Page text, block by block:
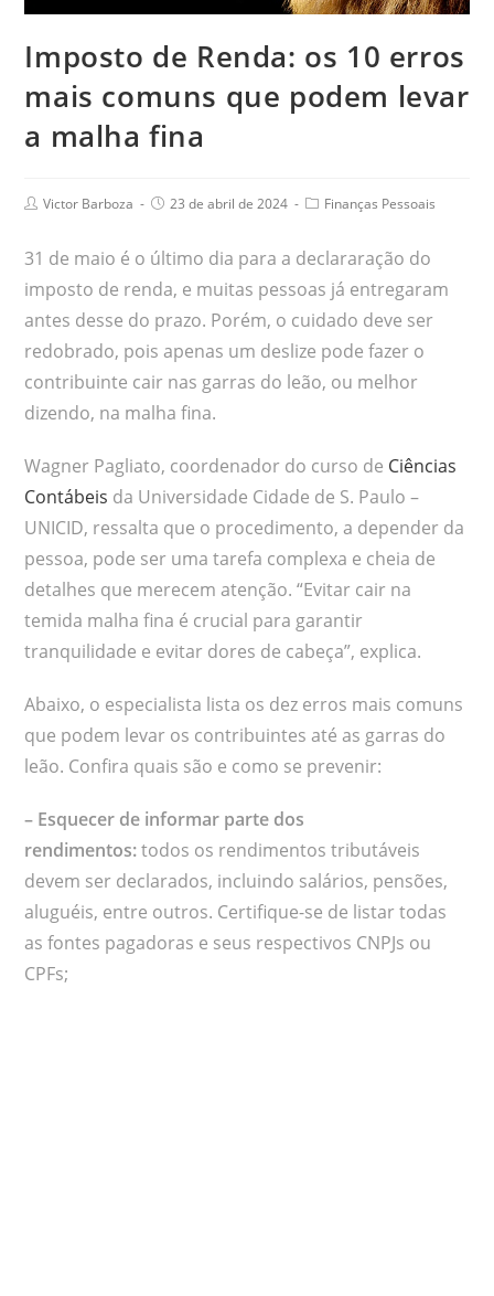
Imposto de Renda: os 10 erros
mais comuns que podem levar
a malha fina
Victor Barboza 23 de abril de 2024 Finanças Pessoais
31 de maio é o último dia para a declararação do
imposto de renda, e muitas pessoas já entregaram
antes desse do prazo. Porém, o cuidado deve ser
redobrado, pois apenas um deslize pode fazer o
contribuinte cair nas garras do leão, ou melhor
dizendo, na malha fina.
Wagner Pagliato, coordenador do curso de Ciências
Contábeis da Universidade Cidade de S. Paulo –
UNICID, ressalta que o procedimento, a depender da
pessoa, pode ser uma tarefa complexa e cheia de
detalhes que merecem atenção. “Evitar cair na
temida malha fina é crucial para garantir
tranquilidade e evitar dores de cabeça”, explica.
Abaixo, o especialista lista os dez erros mais comuns
que podem levar os contribuintes até as garras do
leão. Confira quais são e como se prevenir:
– Esquecer de informar parte dos
rendimentos:todos os rendimentos tributáveis
devem ser declarados, incluindo salários, pensões,
aluguéis, entre outros. Certifique-se de listar todas
as fontes pagadoras e seus respectivos CNPJs ou
CPFs;